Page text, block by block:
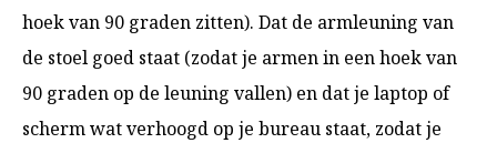
hoek van 90 graden zitten). Dat de armleuning van
de stoel goed staat (zodat je armen in een hoek van
90 graden op de leuning vallen) en dat je laptop of
scherm wat verhoogd op je bureau staat, zodat je